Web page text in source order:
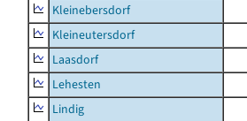
Kleinebersdorf
Kleineutersdorf
Laasdorf
Lehesten
Lindig